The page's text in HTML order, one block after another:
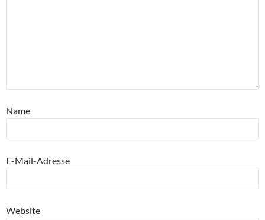
Name
E-Mail-Adresse
Website